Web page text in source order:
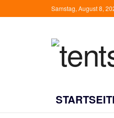
Samstag, August 8,